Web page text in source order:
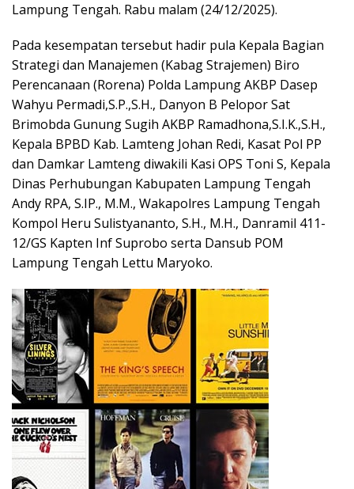
Lampung Tengah. Rabu malam (24/12/2025).
Pada kesempatan tersebut hadir pula Kepala Bagian
Strategi dan Manajemen (Kabag Strajemen) Biro
Perencanaan (Rorena) Polda Lampung AKBP Dasep
Wahyu Permadi,S.P.,S.H., Danyon B Pelopor Sat
Brimobda Gunung Sugih AKBP Ramadhona,S.I.K.,S.H.,
Kepala BPBD Kab. Lamteng Johan Redi, Kasat Pol PP
dan Damkar Lamteng diwakili Kasi OPS Toni S, Kepala
Dinas Perhubungan Kabupaten Lampung Tengah
Andy RPA, S.IP., M.M., Wakapolres Lampung Tengah
Kompol Heru Sulistyananto, S.H., M.H., Danramil 411-
12/GS Kapten Inf Suprobo serta Dansub POM
Lampung Tengah Lettu Maryoko.